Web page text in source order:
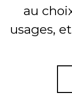
au
usages,